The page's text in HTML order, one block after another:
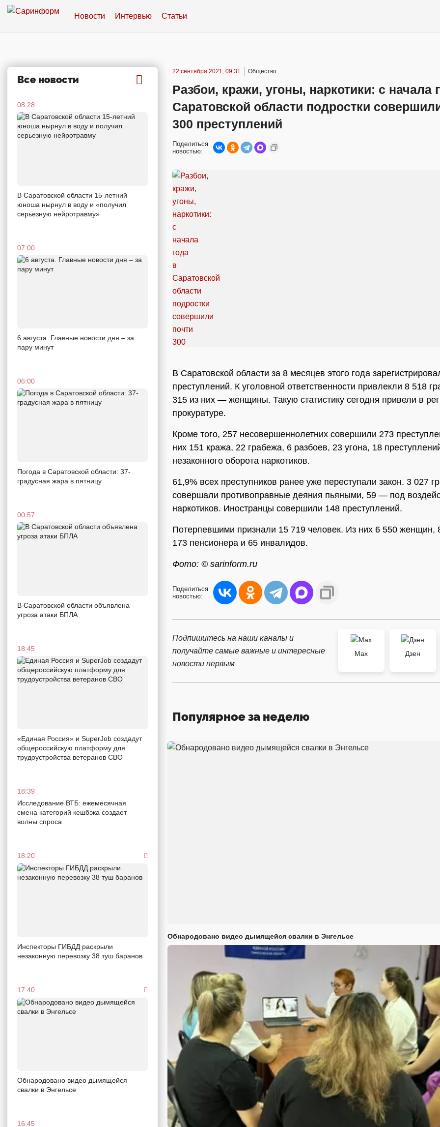
Новости Интервью Статьи
Все новости
08:28
В Саратовской области 15-летний
юноша нырнул в воду и «получил
серьезную нейротравму»
07:00
6 августа. Главные новости дня – за
пару минут
06:00
Погода в Саратовской области: 37-
градусная жара в пятницу
00:57
В Саратовской области объявлена
угроза атаки БПЛА
18:45
«Единая Россия» и SuperJob создадут
общероссийскую платформу для
трудоустройства ветеранов СВО
18:39
Исследование ВТБ: ежемесячная
смена категорий кешбэка создает
волны спроса
18:20
Инспекторы ГИБДД раскрыли
незаконную перевозку 38 туш баранов
17:40
Обнародовано видео дымящейся
свалки в Энгельсе
16:45
22 сентября 2021, 09:31 Общество
Разбои, кражи, угоны, наркотики: с начала
Саратовской области подростки
300 преступлений
Поделиться
новостью:
В Саратовской области за 8 месяцев этого года
преступлений. К уголовной ответственности привлекли 8 518
315 из них — женщины. Такую статистику сегодня привели в
прокуратуре.
Кроме того, 257 несовершеннолетних совершили 273
них 151 кража, 22 грабежа, 6 разбоев, 23 угона, 18
незаконного оборота наркотиков.
61,9% всех преступников ранее уже переступали закон. 3 027
совершали противоправные деяния пьяными, 59 — под
наркотиков. Иностранцы совершили 148 преступлений.
Потерпевшими признали 15 719 человек. Из них 6 550 женщин,
173 пенсионера и 65 инвалидов.
Фото: © sarinform.ru
Поделиться
новостью:
Подпишитесь на наши каналы и
получайте самые важные и интересные
новости первым
Max
Дзен
Популярное за неделю
Обнародовано видео дымящейся свалки в Энгельсе